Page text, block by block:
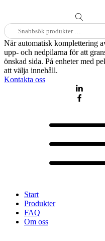
Sök
efter:
När automatisk komplettering
upp- och nedpilarna för att
önskad sida. På enheter med
att välja innehåll.
Kontakta oss
Start
Produkter
FAQ
Om oss